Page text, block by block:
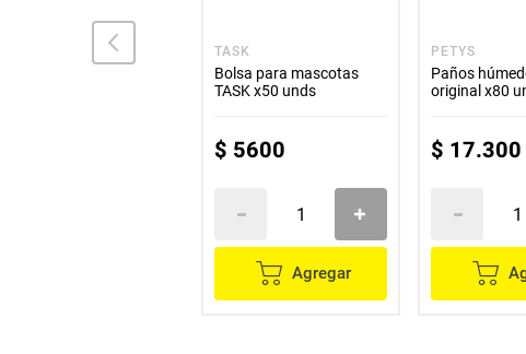
TASK
Bolsa para mascotas
TASK x50 unds
$ 5600
Agregar
PETYS
Paños
original x80
$ 17.300